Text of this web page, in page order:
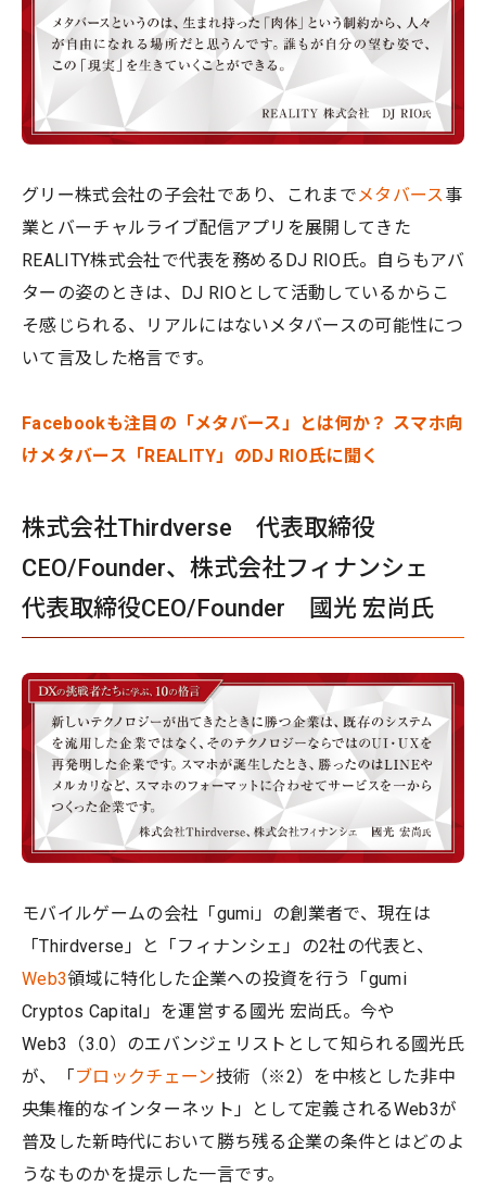
グリー株式会社の子会社であり、これまでメタバース事
業とバーチャルライブ配信アプリを展開してきた
REALITY株式会社で代表を務めるDJ RIO氏。自らもアバ
ターの姿のときは、DJ RIOとして活動しているからこ
そ感じられる、リアルにはないメタバースの可能性につ
いて言及した格言です。
Facebookも注目の「メタバース」とは何か？ スマホ向
けメタバース「REALITY」のDJ RIO氏に聞く
株式会社Thirdverse 代表取締役
CEO/Founder、株式会社フィナンシェ
代表取締役CEO/Founder 國光 宏尚氏
モバイルゲームの会社「gumi」の創業者で、現在は
「Thirdverse」と「フィナンシェ」の2社の代表と、
Web3領域に特化した企業への投資を行う「gumi
Cryptos Capital」を運営する國光 宏尚氏。今や
Web3（3.0）のエバンジェリストとして知られる國光氏
が、「ブロックチェーン技術（※2）を中核とした非中
央集権的なインターネット」として定義されるWeb3が
普及した新時代において勝ち残る企業の条件とはどのよ
うなものかを提示した一言です。